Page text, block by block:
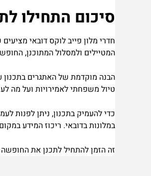
סיכום התחילו
חדרי מלון פייב לוקס דובאי
המטיילים ולמסלול המתוכנן,
הבנה מוקדמת של האתגרים בתכנון
טיול משפחתי לאמירויות ועל מה
כדי להעמיק בתכנון, ניתן לפנות
במלונות בדובאי. ריכוז המידע
זה הזמן להתחיל לתכנן את החופשה